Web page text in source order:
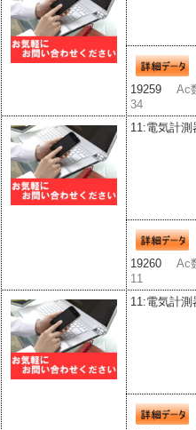
19259 Ac
34
11:電気計測
19260 Ac
11
11:電気計測